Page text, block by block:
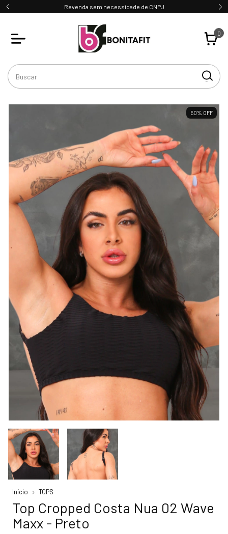
Revenda sem necessidade de CNPJ
0
50% OFF
Início TOPS
Top Cropped Costa Nua 02 Wave
Maxx - Preto